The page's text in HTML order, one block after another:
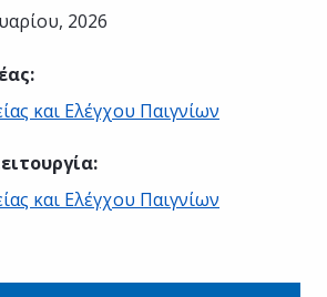
2026
:
και Ελέγχου Παιγνίων
:
και Ελέγχου Παιγνίων